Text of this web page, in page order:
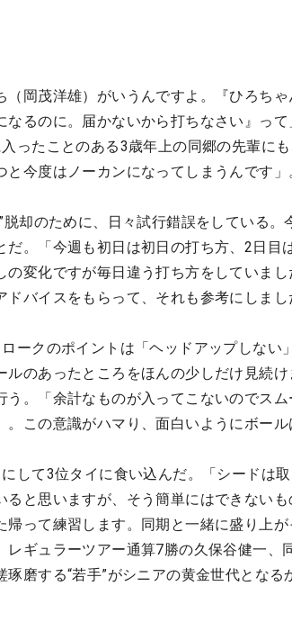
（岡茂洋雄）がいうんですよ。『ひろち
なるのに。届かないから打ちなさい』っ
ったことのある3歳年上の同郷の先輩に
と今度はノーカンになってしまうんです」
脱却のために、日々試行錯誤をしている
だ。「今週も初日は初日の打ち方、2日
の変化ですが毎日違う打ち方をしていま
ドバイスをもらって、それも参考にしまし
ークのポイントは「ヘッドアップしない
ルのあったところをほんの少しだけ見続
う。「余計なものが入ってこないのでス
。この意識がハマり、面白いようにボール
して3位タイに食い込んだ。「シードは
ると思いますが、そう簡単にはできない
帰って練習します。同期と一緒に盛り上
レギュラーツアー通算7勝の久保谷健一、
琢磨する“若手”がシニアの黄金世代となる